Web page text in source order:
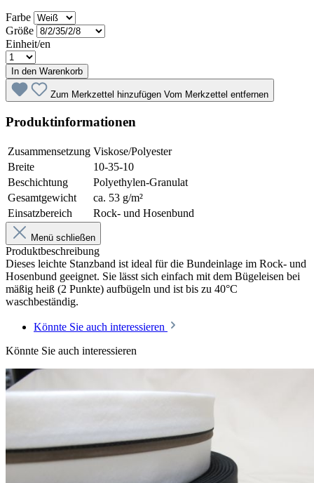
Farbe
Größe
Einheit/en
In den Warenkorb
Zum Merkzettel hinzufügen Vom Merkzettel entfernen
Produktinformationen
Zusammensetzung Viskose/Polyester
Breite
10-35-10
Beschichtung
Polyethylen-Granulat
Gesamtgewicht
ca. 53 g/m²
Einsatzbereich
Rock- und Hosenbund
Menü schließen
Produktbeschreibung
Dieses leichte Stanzband ist ideal für die Bundeinlage im Rock- und
Hosenbund geeignet. Sie lässt sich einfach mit dem Bügeleisen bei
mäßig heiß (2 Punkte) aufbügeln und ist bis zu 40°C
waschbeständig.
Könnte Sie auch interessieren
Könnte Sie auch interessieren